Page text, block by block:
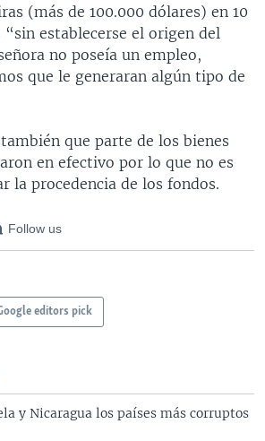
(más de 100.000 dólares) en 10
“sin establecerse el origen del
no poseía un empleo,
que le generaran algún tipo de
que parte de los bienes
en efectivo por lo que no es
la procedencia de los fondos.
Follow us
editors pick
y Nicaragua los países más corruptos